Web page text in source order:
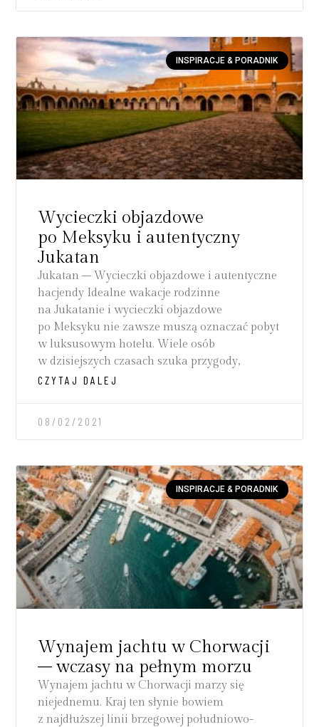
INSPIRACJE & PORADNIK
Wycieczki objazdowe
po Meksyku i autentyczny
Jukatan
Jukatan – Wycieczki objazdowe i autentyczne
hacjendy Idealne wakacje rodzinne
na Jukatanie i wycieczki objazdowe
po Meksyku nie zawsze muszą oznaczać pobyt
w luksusowym hotelu. Wiele osób
w dzisiejszych czasach szuka przygody,
CZYTAJ DALEJ
08/02/2021
INSPIRACJE & PORADNIK
Wynajem jachtu w Chorwacji
– wczasy na pełnym morzu
Wynajem jachtu w Chorwacji marzy się
niejednemu. Kraj ten słynie bowiem
z najdłuższej linii brzegowej południowo-